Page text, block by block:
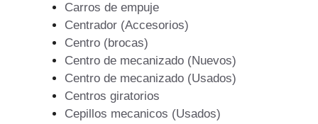
Carros de empuje
Centrador (Accesorios)
Centro (brocas)
Centro de mecanizado (Nuevos)
Centro de mecanizado (Usados)
Centros giratorios
Cepillos mecanicos (Usados)